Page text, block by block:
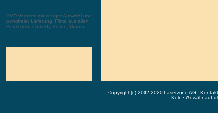
DVD Versand mit riesiger Auswahl und
portofreier Lieferung. Filme aus allen
Bereichen: Comedy, Action, Drama, ...
Copyright (c) 2002-2020 Laserzone AG -
Keine Gewähr auf